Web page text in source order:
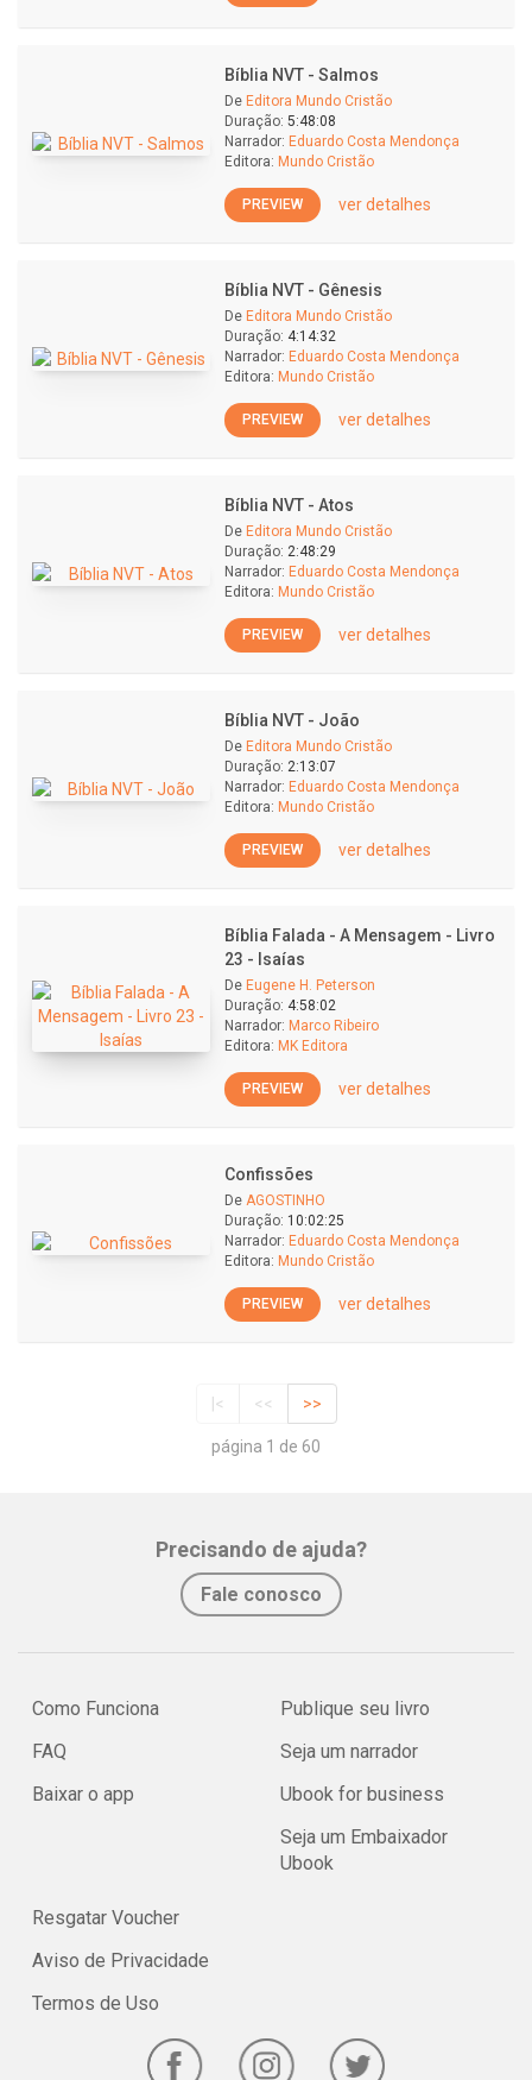
Bíblia NVT - Salmos
De Editora Mundo Cristão
Duração: 5:48:08
Narrador: Eduardo Costa Mendonça
Editora: Mundo Cristão
PREVIEW ver detalhes
Bíblia NVT - Gênesis
De Editora Mundo Cristão
Duração: 4:14:32
Narrador: Eduardo Costa Mendonça
Editora: Mundo Cristão
PREVIEW ver detalhes
Bíblia NVT - Atos
De Editora Mundo Cristão
Duração: 2:48:29
Narrador: Eduardo Costa Mendonça
Editora: Mundo Cristão
PREVIEW ver detalhes
Bíblia NVT - João
De Editora Mundo Cristão
Duração: 2:13:07
Narrador: Eduardo Costa Mendonça
Editora: Mundo Cristão
PREVIEW ver detalhes
Bíblia Falada - A Mensagem - Livro
23 - Isaías
De Eugene H. Peterson
Duração: 4:58:02
Narrador: Marco Ribeiro
Editora: MK Editora
PREVIEW ver detalhes
Confissões
De AGOSTINHO
Duração: 10:02:25
Narrador: Eduardo Costa Mendonça
Editora: Mundo Cristão
PREVIEW ver detalhes
|< << >>
página 1 de 60
Precisando de ajuda?
Fale conosco
Como Funciona
FAQ
Baixar o app
Publique seu livro
Seja um narrador
Ubook for business
Seja um Embaixador
Ubook
Resgatar Voucher
Aviso de Privacidade
Termos de Uso